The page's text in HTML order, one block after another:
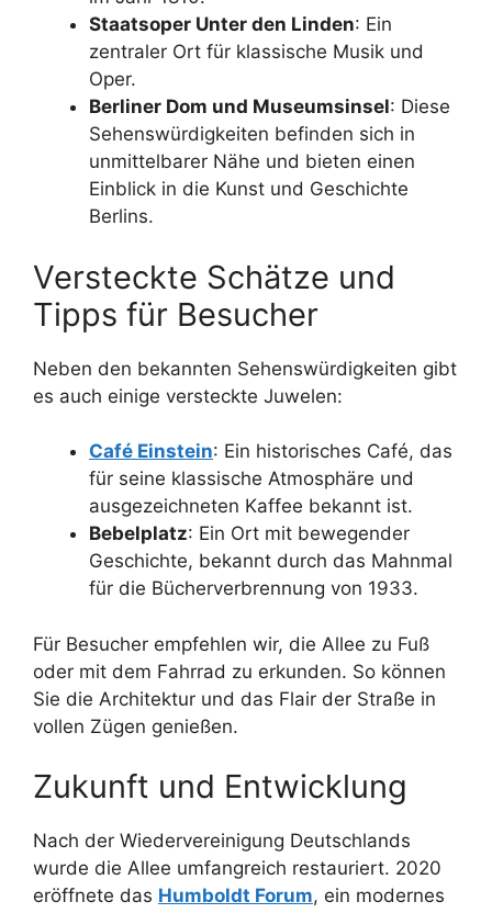
Staatsoper Unter den Linden: Ein
zentraler Ort für klassische Musik und
Oper.
Berliner Dom und Museumsinsel: Diese
Sehenswürdigkeiten befinden sich in
unmittelbarer Nähe und bieten einen
Einblick in die Kunst und Geschichte
Berlins.
Versteckte Schätze und
Tipps für Besucher
Neben den bekannten Sehenswürdigkeiten gibt
es auch einige versteckte Juwelen:
Café Einstein: Ein historisches Café, das
für seine klassische Atmosphäre und
ausgezeichneten Kaffee bekannt ist.
Bebelplatz: Ein Ort mit bewegender
Geschichte, bekannt durch das Mahnmal
für die Bücherverbrennung von 1933.
Für Besucher empfehlen wir, die Allee zu Fuß
oder mit dem Fahrrad zu erkunden. So können
Sie die Architektur und das Flair der Straße in
vollen Zügen genießen.
Zukunft und Entwicklung
Nach der Wiedervereinigung Deutschlands
wurde die Allee umfangreich restauriert. 2020
eröffnete das Humboldt Forum, ein modernes